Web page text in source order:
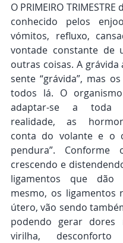
O PRIMEIRO
conhecido pelos
vómitos, refluxo,
vontade constante de
outras coisas. A grávida
sente “grávida”, mas
todos lá. O
adaptar-se a toda
realidade, as
conta do volante e o
pendura”.
crescendo e
ligamentos que dão
mesmo, os ligamentos
útero, vão sendo
podendo gerar dores
virilha,